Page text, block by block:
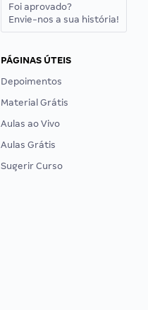
Foi aprovado?
Envie-nos a sua história!
PÁGINAS ÚTEIS
Depoimentos
Material Grátis
Aulas ao Vivo
Aulas Grátis
Sugerir Curso